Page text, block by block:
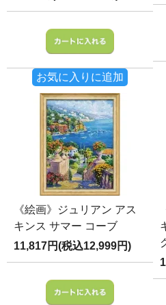
お気に入りに追加
《絵画》ジュリアン アス
キンス サマー コーブ
11,817円(税込12,999円)